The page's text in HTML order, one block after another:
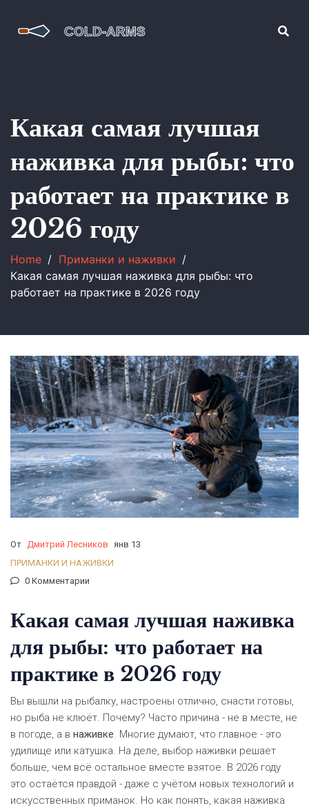
Какая самая лучшая
наживка для рыбы: что
работает на практике в
2026 году
Home
Приманки и наживки
Какая самая лучшая наживка для рыбы: что
работает на практике в 2026 году
От Дмитрий Лесников янв 13
ПРИМАНКИ И НАЖИВКИ
0 Комментарии
Какая самая лучшая наживка
для рыбы: что работает на
практике в 2026 году
Вы вышли на рыбалку, настроены отлично, снасти готовы,
но рыба не клюёт. Почему? Часто причина - не в месте, не
в погоде, а в наживке. Многие думают, что главное - это
удилище или катушка. На деле, выбор наживки решает
больше, чем всё остальное вместе взятое. В 2026 году
это остаётся правдой - даже с учётом новых технологий и
искусственных приманок. Но как понять, какая наживка